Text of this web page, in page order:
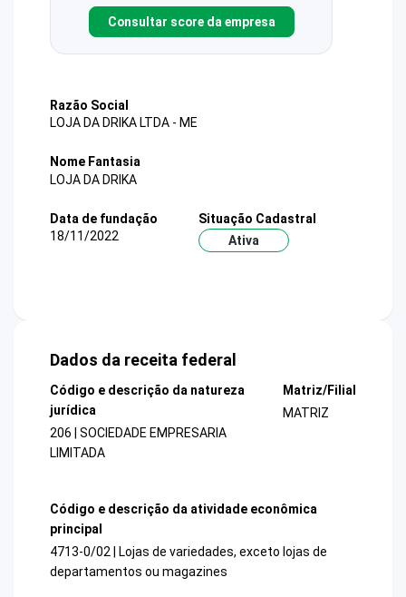
Consultar score da empresa
Razão Social
LOJA DA DRIKA LTDA - ME
Nome Fantasia
LOJA DA DRIKA
Data de fundação
18/11/2022
Situação Cadastral
Ativa
Dados da receita federal
Código e descrição da natureza
jurídica
206 | SOCIEDADE EMPRESARIA
LIMITADA
Matriz/Filial
MATRIZ
Código e descrição da atividade econômica
principal
4713-0/02 | Lojas de variedades, exceto lojas de
departamentos ou magazines